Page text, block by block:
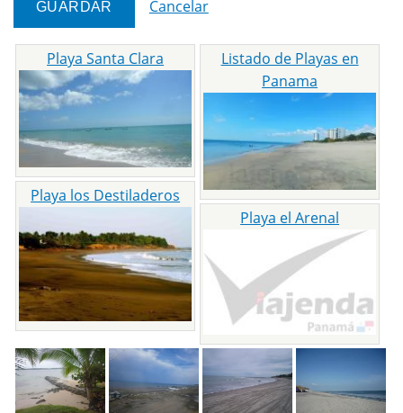
Cancelar
Playa Santa Clara
Listado de Playas en
Panama
Playa los Destiladeros
Playa el Arenal